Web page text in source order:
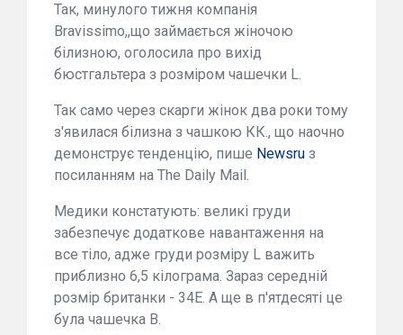
Так, минулого тижня компанія
Bravissimo,,що займається жіночою
білизною, оголосила про вихід
бюстгальтера з розміром чашечки L.
Так само через скарги жінок два роки тому
з'явилася білизна з чашкою КК., що наочно
демонструє тенденцію, пише Newsru з
посиланням на The Daily Mail.
Медики констатують: великі груди
забезпечує додаткове навантаження на
все тіло, адже груди розміру L важить
приблизно 6,5 кілограма. Зараз середній
розмір британки - 34E. А ще в п'ятдесяті це
була чашечка B.